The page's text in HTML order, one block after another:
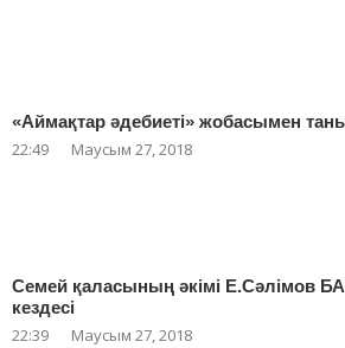
«Аймақтар әдебиеті» жобасымен
22:49 Маусым 27, 2018
Семей қаласының әкімі Е.Сәлімов
кездесі
22:39 Маусым 27, 2018